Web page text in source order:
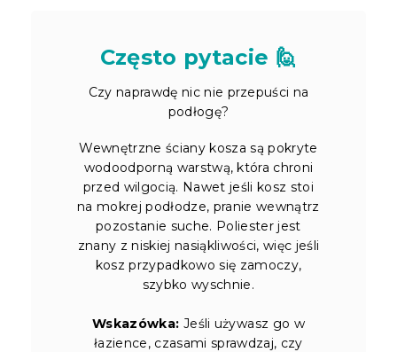
Często pytacie 🙋
Czy naprawdę nic nie przepuści na
podłogę?
Wewnętrzne ściany kosza są pokryte
wodoodporną warstwą, która chroni
przed wilgocią. Nawet jeśli kosz stoi
na mokrej podłodze, pranie wewnątrz
pozostanie suche. Poliester jest
znany z niskiej nasiąkliwości, więc jeśli
kosz przypadkowo się zamoczy,
szybko wyschnie.
Wskazówka: Jeśli używasz go w
łazience, czasami sprawdzaj, czy